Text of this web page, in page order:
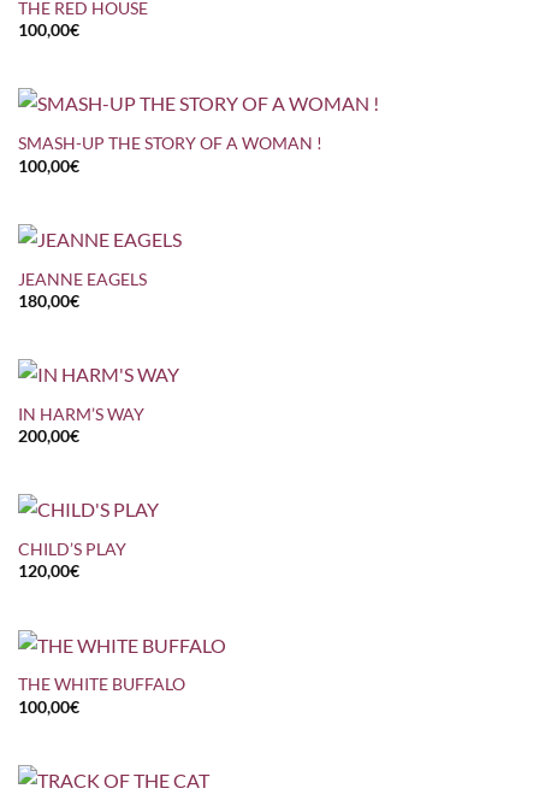
THE RED HOUSE
100,00€
SMASH-UP THE STORY OF A WOMAN !
100,00€
JEANNE EAGELS
180,00€
IN HARM’S WAY
200,00€
CHILD’S PLAY
120,00€
THE WHITE BUFFALO
100,00€